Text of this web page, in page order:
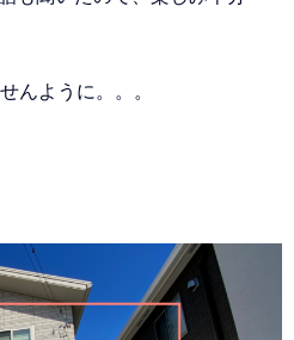
んように。。。